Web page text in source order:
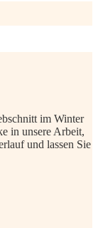
im Winter
in unsere Arbeit,
und lassen Sie